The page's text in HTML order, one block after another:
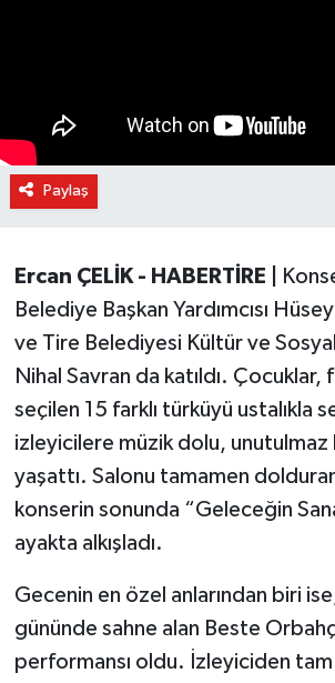
Paylaş
Ercan ÇELİK - HABERTİRE |
Belediye Başkan Yardımcısı
ve Tire Belediyesi Kültür ve
Nihal Savran da katıldı. Çocuklar,
seçilen 15 farklı türküyü ustalıkla
izleyicilere müzik dolu, unutulmaz
yaşattı. Salonu tamamen
konserin sonunda “Geleceğin
ayakta alkışladı.
Gecenin en özel anlarından biri
gününde sahne alan Beste
performansı oldu. İzleyiciden